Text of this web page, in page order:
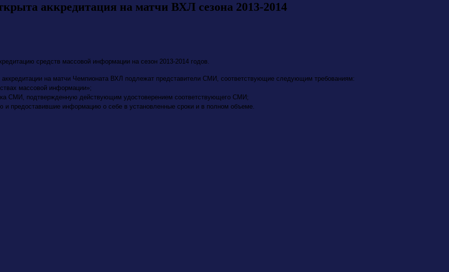
аккредитация на матчи ВХЛ сезона 2013-2014
средств массовой информации на сезон 2013-2014 годов.
на матчи Чемпионата ВХЛ подлежат представители СМИ, соответствующие следующим требованиям:
массовой информации»;
СМИ, подтвержденную действующим удостоверением соответствующего СМИ;
и предоставившие информацию о себе в установленные сроки и в полном объеме.